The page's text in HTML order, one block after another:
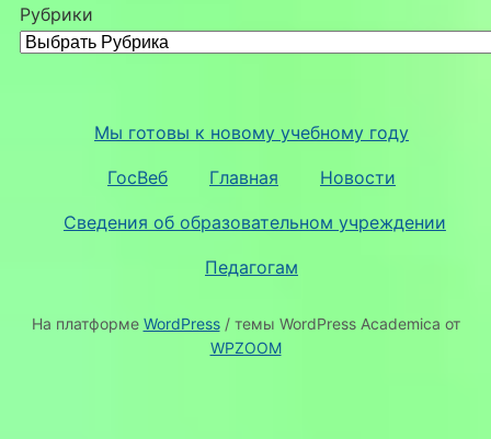
Рубрики
Мы готовы к новому учебному году
ГосВеб Главная Новости
Сведения об образовательном учреждении
Педагогам
На платформе WordPress/ темы WordPress Academica от
WPZOOM